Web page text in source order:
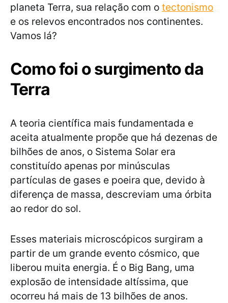
planeta Terra, sua relação com o tectonismo
e os relevos encontrados nos continentes.
Vamos lá?
Como foi o surgimento da
Terra
A teoria científica mais fundamentada e
aceita atualmente propõe que há dezenas de
bilhões de anos, o Sistema Solar era
constituído apenas por minúsculas
partículas de gases e poeira que, devido à
diferença de massa, descreviam uma órbita
ao redor do sol.
Esses materiais microscópicos surgiram a
partir de um grande evento cósmico, que
liberou muita energia. É o Big Bang, uma
explosão de intensidade altíssima, que
ocorreu há mais de 13 bilhões de anos.